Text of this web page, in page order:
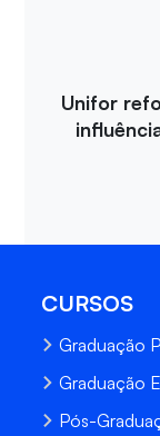
Unifor
CURSOS
Graduação
Graduação
Pós-